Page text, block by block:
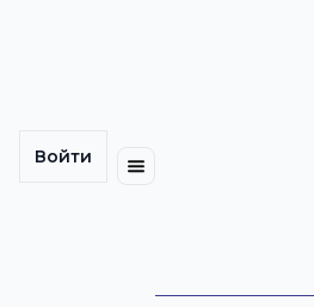
Войти